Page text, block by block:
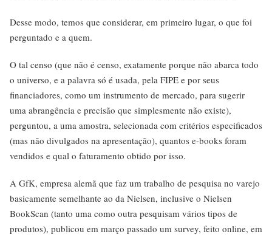
Desse modo, temos que considerar, em primeiro lugar, o que foi
perguntado e a quem.
O tal censo (que não é censo, exatamente porque não abarca todo
o universo, e a palavra só é usada, pela FIPE e por seus
financiadores, como um instrumento de mercado, para sugerir
uma abrangência e precisão que simplesmente não existe),
perguntou, a uma amostra, selecionada com critérios especificados
(mas não divulgados na apresentação), quantos e-books foram
vendidos e qual o faturamento obtido por isso.
A GfK, empresa alemã que faz um trabalho de pesquisa no varejo
basicamente semelhante ao da Nielsen, inclusive o Nielsen
BookScan (tanto uma como outra pesquisam vários tipos de
produtos), publicou em março passado um survey, feito online, em